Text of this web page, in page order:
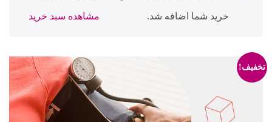
خرید شما اضافه شد. مشاهده سبد خرید
تخفیف!